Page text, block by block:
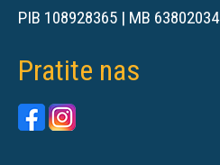
PIB 108928365 | MB 63802034
Pratite nas